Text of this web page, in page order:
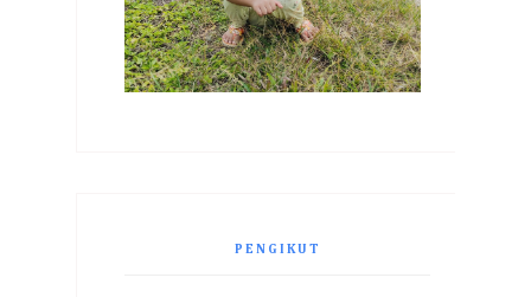
PENGIKUT